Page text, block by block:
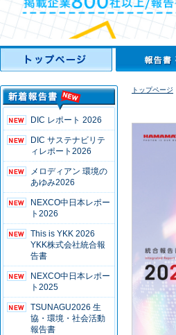
DIC レポート 2026
DIC サステナビリテ
ィレポート2026
メロディアン 環境の
あゆみ2026
NEXCO中日本レポー
ト2026
This is YKK 2026
YKK株式会社統合報
告書
NEXCO中日本レポー
ト2025
TSUNAGU2026 生
協・環境・社会活動
報告書
トップページ